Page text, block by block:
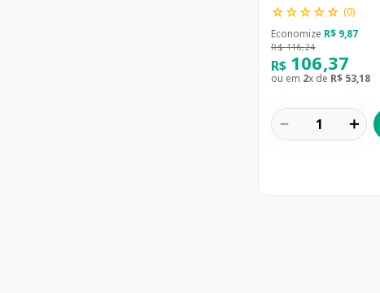
☆☆☆☆☆ (0)
Economize R$ 9,87
R$ 116,24
R$ 106,37
ou em 2x de R$ 53,18
＋
－